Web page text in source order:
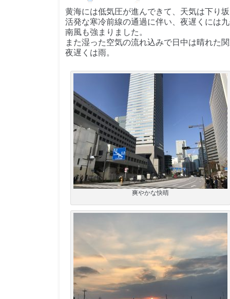
黄海には低気圧が進んできて、天気は下り
活発な寒冷前線の通過に伴い、夜遅くには
南風も強まりました。
また湿った空気の流れ込みで日中は晴れた
夜遅くは雨。
爽やかな快晴